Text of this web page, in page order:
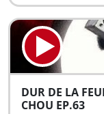
DUR DE LA
CHOU EP.63